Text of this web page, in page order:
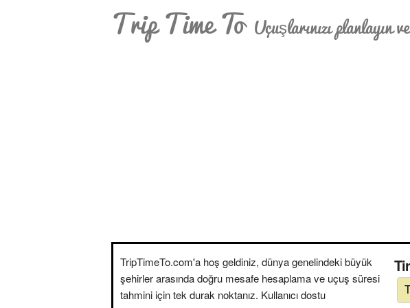
Trip Time To Uçuşlarınızı planlayın
TripTimeTo.com'a hoş geldiniz, dünya genelindeki büyük
şehirler arasında doğru mesafe hesaplama ve uçuş süresi
tahmini için tek durak noktanız. Kullanıcı dostu